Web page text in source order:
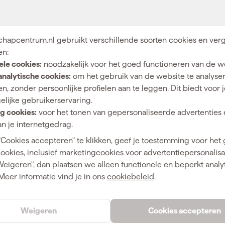
gebruikt verschillende soorten cookies en
cookies: noodzakelijk voor het goed functioneren van de
cookies: om het gebruik van de website te
zonder persoonlijke profielen aan te leggen. Dit biedt voor
gebruikerservaring.
cookies: voor het tonen van gepersonaliseerde advertenties
je internetgedrag.
accepteren" te klikken, geef je toestemming voor het
inclusief marketingcookies voor
dan plaatsen we alleen functionele en beperkt
informatie vind je in ons cookiebeleid.
Cookies accepteren
Weigeren
dankzij de hoogwaardige korrelstructuur. Ze
voor een efficiënte en prettige werkwijze. Met deze
keer opnieuw.
10
Vlakschuurmachine
Aluminium, Hout, Kunststof, Non-ferrometaal, Staal
P80